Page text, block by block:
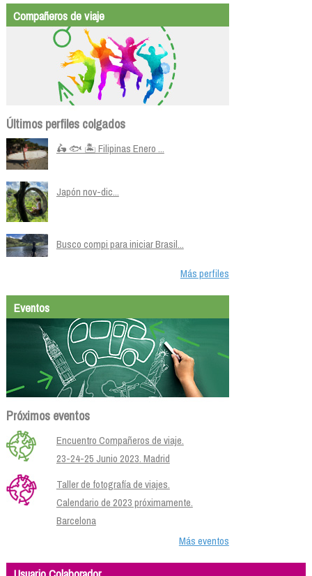
Compañeros de viaje
Últimos perfiles colgados
🛵 🐟 🏝️ Filipinas Enero ...
Japón nov-dic...
Busco compi para iniciar Brasil...
Más perfiles
Eventos
Próximos eventos
Encuentro Compañeros de viaje.
23-24-25 Junio 2023. Madrid
Taller de fotografía de viajes.
Calendario de 2023 próximamente.
Barcelona
Más eventos